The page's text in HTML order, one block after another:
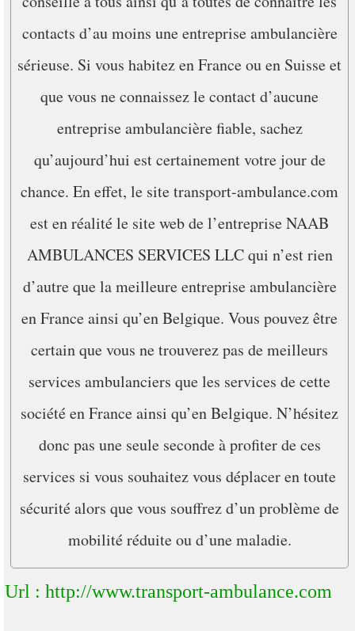
contacts d’au moins une entreprise ambulancière
sérieuse. Si vous habitez en France ou en Suisse et
que vous ne connaissez le contact d’aucune
entreprise ambulancière fiable, sachez
qu’aujourd’hui est certainement votre jour de
chance. En effet, le site transport-ambulance.com
est en réalité le site web de l’entreprise NAAB
AMBULANCES SERVICES LLC qui n’est rien
d’autre que la meilleure entreprise ambulancière
en France ainsi qu’en Belgique. Vous pouvez être
certain que vous ne trouverez pas de meilleurs
services ambulanciers que les services de cette
société en France ainsi qu’en Belgique. N’hésitez
donc pas une seule seconde à profiter de ces
services si vous souhaitez vous déplacer en toute
sécurité alors que vous souffrez d’un problème de
mobilité réduite ou d’une maladie.
Url : http://www.transport-ambulance.com